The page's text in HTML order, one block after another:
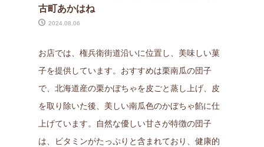
古町あかはね
2024.08.06
お店では、権兵衛街道沿いに位置し、美味しい菓
子を提供しています。おすすめは栗南瓜の団子
で、北海道産の栗かぼちゃを皮ごと蒸し上げ、皮
を取り除いた後、美しい南瓜色のかぼちゃ餡に仕
上げています。自然な優しい甘さが特徴の団子
は、ビタミンがたっぷりと含まれており、健康的